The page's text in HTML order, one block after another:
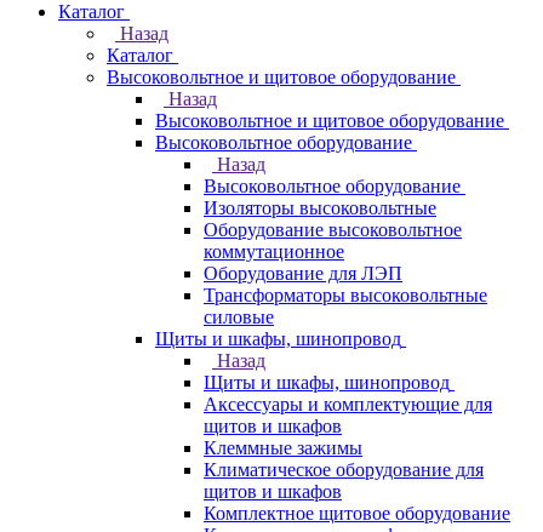
Каталог
Назад
Каталог
Высоковольтное и щитовое оборудование
Назад
Высоковольтное и щитовое оборудование
Высоковольтное оборудование
Назад
Высоковольтное оборудование
Изоляторы высоковольтные
Оборудование высоковольтное
коммутационное
Оборудование для ЛЭП
Трансформаторы высоковольтные
силовые
Щиты и шкафы, шинопровод
Назад
Щиты и шкафы, шинопровод
Аксессуары и комплектующие для
щитов и шкафов
Клеммные зажимы
Климатическое оборудование для
щитов и шкафов
Комплектное щитовое оборудование